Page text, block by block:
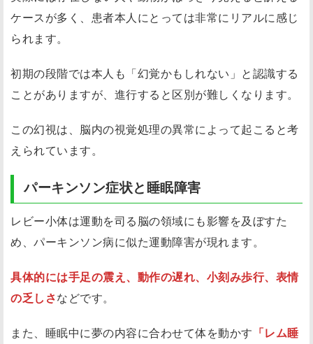
ケースが多く、患者本人にとっては非常にリアルに感じ
られます。
初期の段階では本人も「幻覚かもしれない」と認識する
ことがありますが、進行すると区別が難しくなります。
この幻視は、脳内の視覚処理の異常によって起こると考
えられています。
パーキンソン症状と睡眠障害
レビー小体は運動を司る脳の領域にも影響を及ぼすた
め、パーキンソン病に似た運動障害が現れます。
具体的には手足の震え、動作の遅れ、小刻み歩行、表情
の乏しさなどです。
また、睡眠中に夢の内容に合わせて体を動かす 「レム睡